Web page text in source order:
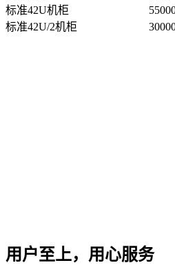
标准42U机柜
标准42U/2机柜
用户至上，用心服务